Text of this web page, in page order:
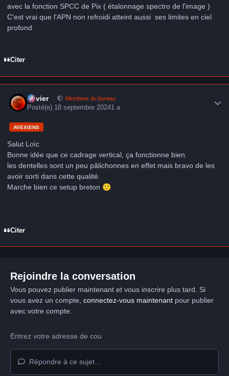
avec la fonction SPCC de Pix ( étalonnage spectro de l'image )
C'est vrai que l'APN non refroidi atteint aussi ses limites en ciel
profond
Citer
Xavier Membres du bureau
Posté(e) 18 septembre 20241 a
AVEXIENS
Salut Loïc
Bonne idée que ce cadrage vertical, ça fonctionne bien.
les dentelles sont un peu pâlichonnes en effet mais bravo de les
avoir sorti dans cette qualité.
Marche bien ce setup breton 🙂
Citer
Rejoindre la conversation
Vous pouvez publier maintenant et vous inscrire plus tard. Si
vous avez un compte, connectez-vous maintenantpour publier
avec votre compte.
Répondre à ce sujet…